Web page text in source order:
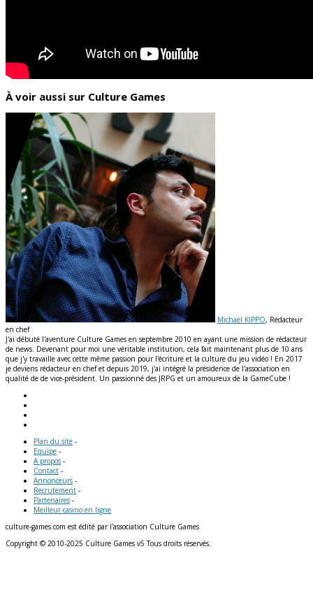
À voir aussi sur Culture Games
Michaël KIPPO, Rédacteur
en chef
J'ai débuté l'aventure Culture Games en septembre 2010 en ayant une mission de rédacteur
de news. Devenant pour moi une véritable institution, cela fait maintenant plus de 10 ans
que j'y travaille avec cette même passion pour l'écriture et la culture du jeu vidéo ! En 2017
je deviens rédacteur en chef et depuis 2019, j'ai intégré la présidence de l'association en
qualité de de vice-président. Un passionné des JRPG et un amoureux de la GameCube !
Plan du site -
Equipe -
A propos -
Contact -
Annonceurs -
Recrutement -
Partenaires -
Meilleur casino en ligne
culture-games.com est édité par l'association Culture Games
Copyright © 2010-2025 Culture Games v5 Tous droits réservés.